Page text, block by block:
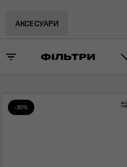
АКСЕСУАРИ
ФІЛЬТРИ
-30%